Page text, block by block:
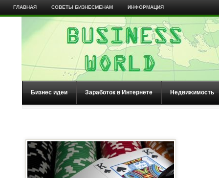
ГЛАВНАЯ СОВЕТЫ БИЗНЕСМЕНАМ ИНФОРМАЦИЯ
Бизнес идеи Заработок в Интернете Недвижимость